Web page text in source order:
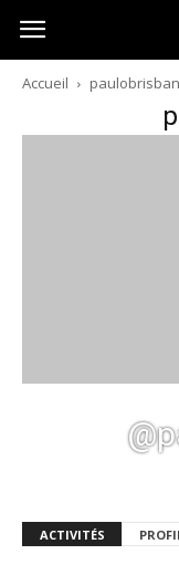
Australia-
australie.com
Accueil
ACTIVITÉS